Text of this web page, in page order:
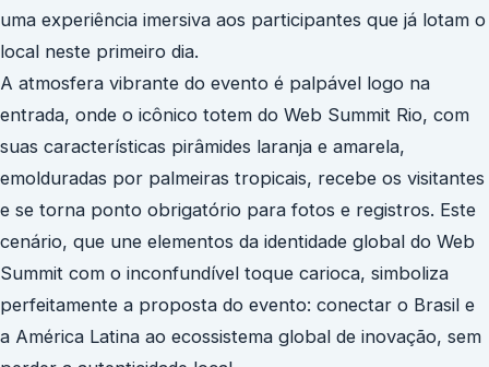
uma experiência imersiva aos participantes que já lotam o
local neste primeiro dia.
A atmosfera vibrante do evento é palpável logo na
entrada, onde o icônico totem do Web Summit Rio, com
suas características pirâmides laranja e amarela,
emolduradas por palmeiras tropicais, recebe os visitantes
e se torna ponto obrigatório para fotos e registros. Este
cenário, que une elementos da identidade global do Web
Summit com o inconfundível toque carioca, simboliza
perfeitamente a proposta do evento: conectar o Brasil e
a América Latina ao ecossistema global de inovação, sem